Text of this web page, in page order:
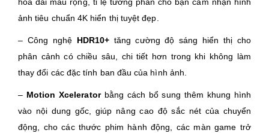
ảnh tiêu chuẩn 4K hiển thị tuyệt đẹp.
– Công nghệ HDR10+ tăng cường độ sáng hiển thị cho
phân cảnh có chiều sâu, chi tiết hơn trong khi không làm
thay đổi các đặc tính ban đầu của hình ảnh.
– Motion Xceleratorbằng cách bổ sung thêm khung hình
vào nội dung gốc, giúp nâng cao độ sắc nét của chuyển
động, cho các thước phim hành động, các màn game trở